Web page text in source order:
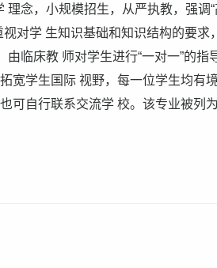
理念，小规模招生，从严执教，强调
对学 生知识基础和知识结构的要求
临床教 师对学生进行“一对一”的指
宽学生国际 视野，每一位学生均有
可自行联系交流学 校。该专业被列